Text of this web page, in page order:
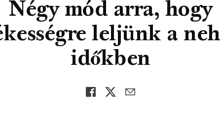
Négy mód arra, hogy
leljünk a
időkben